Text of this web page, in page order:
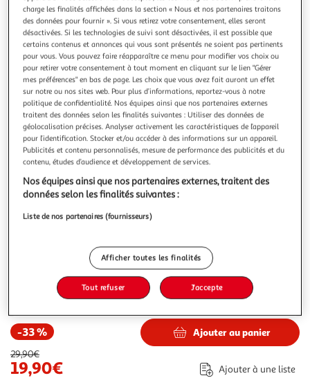
FILA
Lot de 6 Paires de Chaussettes Tennis homme
Fila vous propose une nouvelles fois de quoi vous habiller
avec ce lot de 6 paires de tennis pour homme. Vous
retrouverez deux coloris différents : Noir et Blanc ! A vous
de choisir la qualité Fila pour vos pieds. Confort et qualité !
Coton : 70% Coton 29% Polyester 1% Élasthanne
En savoir +
Vendu parWEBTEX
Couleur
Noir
Taille
Livraison dès 4/5 jours
Plus d'options
-33 %
29,90€
19,90€
Ajouter au panier
Ajouter à une liste
charge les finalités affichées dans la section « Nous et nos partenaires traitons
des données pour fournir ». Si vous retirez votre consentement, elles seront
désactivées. Si les technologies de suivi sont désactivées, il est possible que
certains contenus et annonces qui vous sont présentés ne soient pas pertinents
pour vous. Vous pouvez faire réapparaître ce menu pour modifier vos choix ou
pour retirer votre consentement à tout moment en cliquant sur le lien "Gérer
mes préférences" en bas de page. Les choix que vous avez fait auront un effet
sur notre ou nos sites web. Pour plus d’informations, reportez-vous à notre
politique de confidentialité. Nos équipes ainsi que nos partenaires externes
traitent des données selon les finalités suivantes : Utiliser des données de
géolocalisation précises. Analyser activement les caractéristiques de l’appareil
pour l’identification. Stocker et/ou accéder à des informations sur un appareil.
Publicités et contenu personnalisés, mesure de performance des publicités et du
contenu, études d’audience et développement de services.
Nos équipes ainsi que nos partenaires externes, traitent des
données selon les finalités suivantes :
Liste de nos partenaires (fournisseurs)
Afficher toutes les finalités
Tout refuser J'accepte